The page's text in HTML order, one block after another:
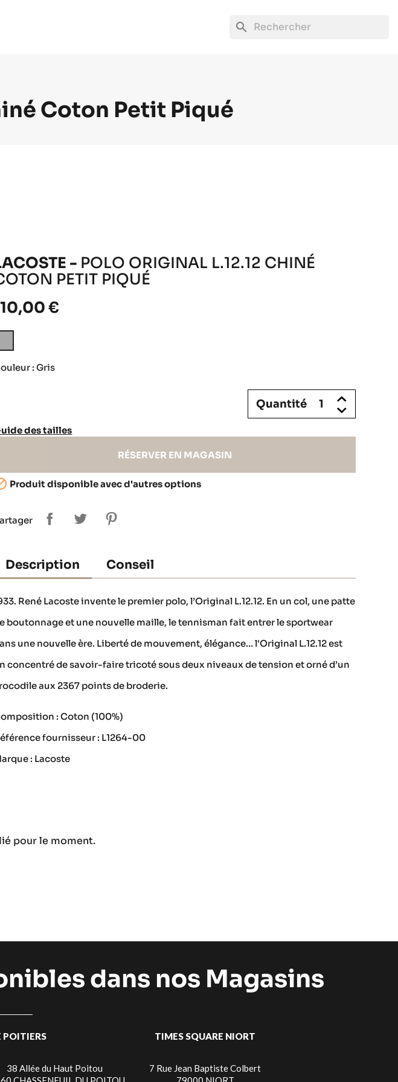
search
Coton Petit Piqué
- POLO ORIGINAL L.12.12 CHINÉ
PETIT PIQUÉ
€
: Gris
Quantité
des tailles
RÉSERVER EN MAGASIN
Produit disponible avec d'autres options
Description Conseil
René Lacoste invente le premier polo, l’Original L.12.12. En un col, une patte
boutonnage et une nouvelle maille, le tennisman fait entrer le sportwear
une nouvelle ère. Liberté de mouvement, élégance… l'Original L.12.12 est
concentré de savoir-faire tricoté sous deux niveaux de tension et orné d’un
aux 2367 points de broderie.
: Coton (100%)
fournisseur : L1264-00
: Lacoste
pour le moment.
dans nos Magasins
POITIERS
38 Allée du Haut Poitou
TIMES SQUARE NIORT
7 Rue Jean Baptiste Colbert